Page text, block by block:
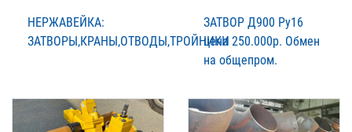
НЕРЖАВЕЙКА:
ЗАТВОРЫ,КРАНЫ,ОТВОДЫ,ТРОЙНИКИ
ЗАТВОР Д900 Ру16
цена 250.000р. Обмен
на общепром.